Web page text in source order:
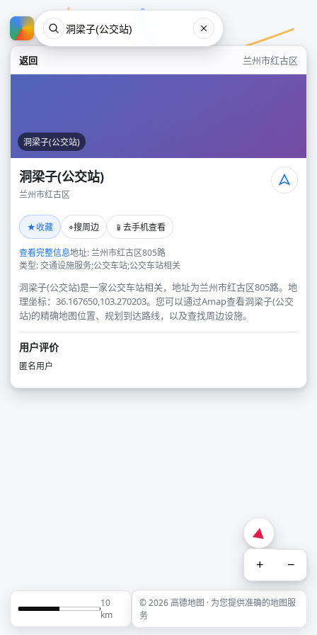
返回 兰州市红古区
洞梁子(公交站)
洞梁子(公交站)
兰州市红古区
★收藏 ⌖搜周边 📱 去手机查看
查看完整信息地址: 兰州市红古区805路
类型: 交通设施服务;公交车站;公交车站相关
洞梁子(公交站)是一家公交车站相关，地址为兰州市红古区805路。地
理坐标：36.167650,103.270203。您可以通过Amap查看洞梁子(公交
站)的精确地图位置、规划到达路线，以及查找周边设施。
用户评价
匿名用户
+ −
10
km
© 2026 高德地图 · 为您提供准确的地图服
务